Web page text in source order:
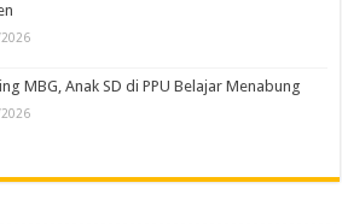
MBG, Anak SD di PPU Belajar Menabung